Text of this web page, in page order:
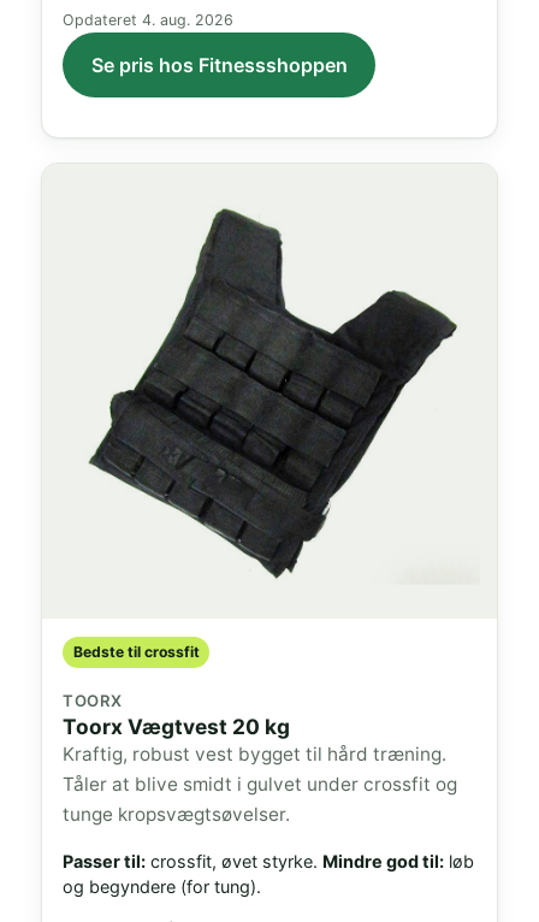
Opdateret 4. aug. 2026
Se pris hos Fitnessshoppen
Bedste til crossfit
TOORX
Toorx Vægtvest 20 kg
Kraftig, robust vest bygget til hård træning.
Tåler at blive smidt i gulvet under crossfit og
tunge kropsvægtsøvelser.
Passer til: crossfit, øvet styrke. Mindre god til: løb
og begyndere (for tung).